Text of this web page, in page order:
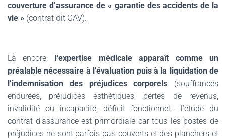
couverture d’assurance de « garantie des accidents de la
vie » (contrat dit GAV).
Là encore, l’expertise médicale apparaît comme un
préalable nécessaire à l’évaluation puis à la liquidation de
l’indemnisation des préjudices corporels (souffrances
endurées, préjudices esthétiques, pertes de revenus,
invalidité ou incapacité, déficit fonctionnel… l’étude du
contrat d’assurance est primordiale car tous les postes de
préjudices ne sont parfois pas couverts et des planchers et